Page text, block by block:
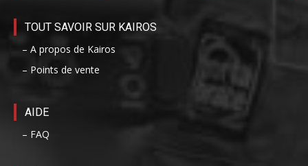
TOUT SAVOIR SUR KAIROS
– A propos de Kairos
– Points de vente
AIDE
– FAQ